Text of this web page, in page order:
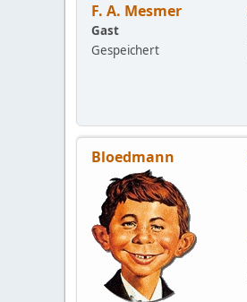
F. A. Mesmer
Gast
Gespeichert
Bloedmann